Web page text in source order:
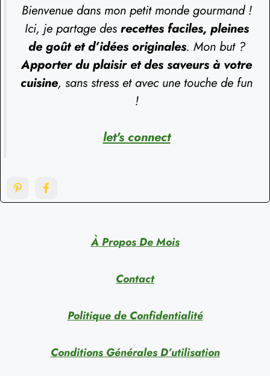
Bienvenue dans mon petit monde gourmand !
Ici, je partage des recettes faciles, pleines
de goût et d’idées originales. Mon but ?
Apporter du plaisir et des saveurs à votre
cuisine, sans stress et avec une touche de fun
!
let's connect
À Propos De Mois
Contact
Politique de Confidentialité
Conditions Générales D’utilisation